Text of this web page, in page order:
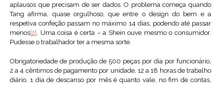
aplausos que precisam de ser dados. O problema começa quando
Tang afirma, quase orgulhoso, que entre o design do bem e a
respetiva confeção passam no máximo 14 dias, podendo até passar
menos[2] . Uma coisa é certa – a Shein ouve mesmo o consumidor.
Pudesse o trabalhador ter a mesma sorte.
Obrigatoriedade de produção de 500 peças por dia por funcionário,
2 a 4 cêntimos de pagamento por unidade, 12 a 18 horas de trabalho
diário, 1 dia de descanso por mês é quanto vale, no fim de contas,